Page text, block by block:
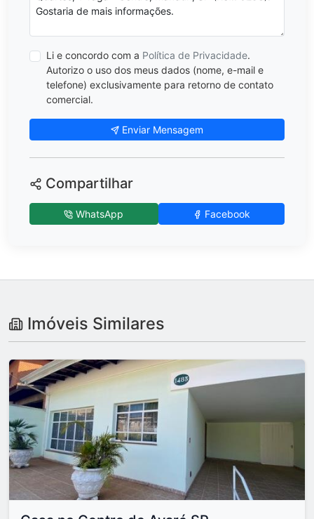
Li e concordo com a Política de Privacidade.
Autorizo o uso dos meus dados (nome, e-mail e
telefone) exclusivamente para retorno de contato
comercial.
Enviar Mensagem
Compartilhar
WhatsApp Facebook
Imóveis Similares